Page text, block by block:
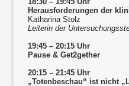
Herausforderungen der
Katharina Stolz
Leiterin der
19:45 – 20:15 Uhr
Pause & Get2gether
20:15 – 21:45 Uhr
„Totenbeschau“ ist nicht